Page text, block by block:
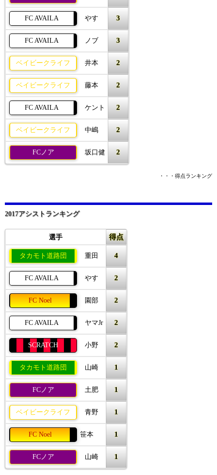
FC AVAILA やす 3
FC AVAILA ノブ 3
ベイビークライフ 井本 2
ベイビークライフ 藤本 2
FC AVAILA ケント 2
ベイビークライフ 中嶋 2
FCノア 坂口健 2
・・・得点ランキング
2017アシストランキング
選手 得点
タカモト道路団 重田 4
FC AVAILA やす 2
FC Noel 園部 2
FC AVAILA ヤマJr 2
SCRATCH 小野 2
タカモト道路団 山崎 1
FCノア 土肥 1
ベイビークライフ 青野 1
FC Noel 笹本 1
FCノア 山崎 1